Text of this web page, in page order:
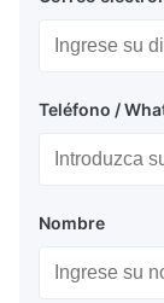
Teléfono /
Nombre